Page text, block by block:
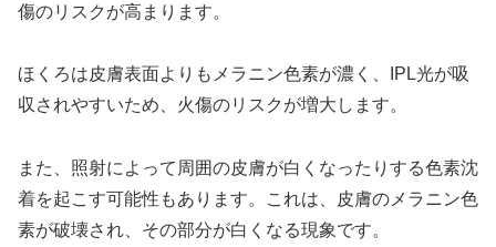
傷のリスクが高まります。
ほくろは皮膚表面よりもメラニン色素が濃く、IPL光が吸
収されやすいため、火傷のリスクが増大します。
また、照射によって周囲の皮膚が白くなったりする色素沈
着を起こす可能性もあります。これは、皮膚のメラニン色
素が破壊され、その部分が白くなる現象です。